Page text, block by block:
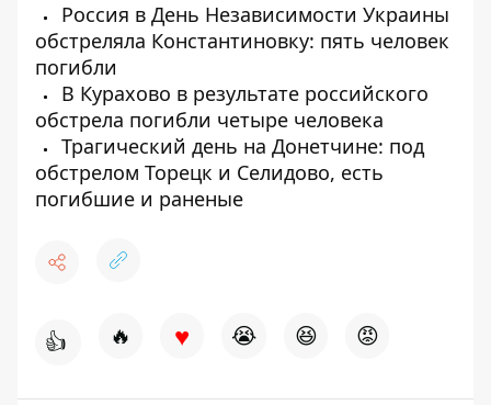
Россия в День Независимости Украины
обстреляла Константиновку: пять человек
погибли
В Курахово в результате российского
обстрела погибли четыре человека
Трагический день на Донетчине: под
обстрелом Торецк и Селидово, есть
погибшие и раненые
👍 🔥 ♥ 😭 😆 😡